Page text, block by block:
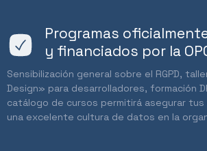
Programas
y financiados por la
Sensibilización general sobre el RGPD,
Design» para desarrolladores, formación
catálogo de cursos permitirá asegurar
una excelente cultura de datos en la